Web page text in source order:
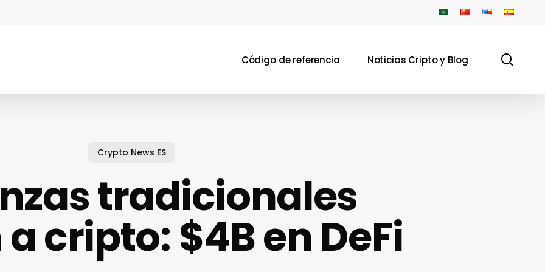
Código de referencia Noticias Cripto y Blog
Crypto News ES
tradicionales
cripto: $4B en DeFi